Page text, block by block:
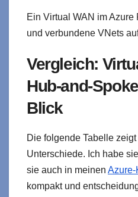
Ein Virtual WAN im
und verbundene VNets
Vergleich:
Hub-and-
Blick
Die folgende Tabelle
Unterschiede. Ich habe
sie auch in meinen Azure-
kompakt und